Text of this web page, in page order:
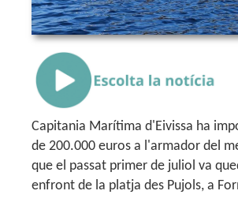
{Play}
Capitania Marítima d'Eivissa ha
de 200.000 euros a l'armador del
que el passat primer de juliol va
enfront de la platja des Pujols, a